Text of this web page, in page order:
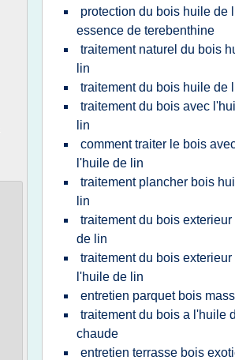
protection du bois huile de
essence de terebenthine
traitement naturel du bois
lin
traitement du bois huile de
traitement du bois avec
lin
comment traiter le bois
l'huile de lin
traitement plancher bois
lin
traitement du bois
de lin
traitement du bois exterieur
l'huile de lin
entretien parquet bois
traitement du bois a l'huile
chaude
entretien terrasse bois